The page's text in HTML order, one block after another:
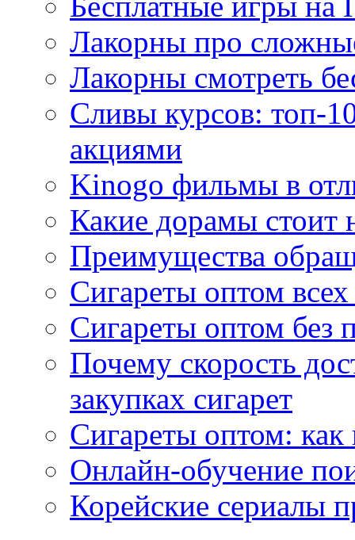
Лакорны про
Лакорны смотреть
Сливы курсов: топ-
акциями
Kinogo фильмы в
Какие дорамы стоит
Преимущества
Сигареты оптом
Сигареты оптом без
Почему скорость
закупках сигарет
Сигареты оптом:
Онлайн-обучение
Корейские сериалы